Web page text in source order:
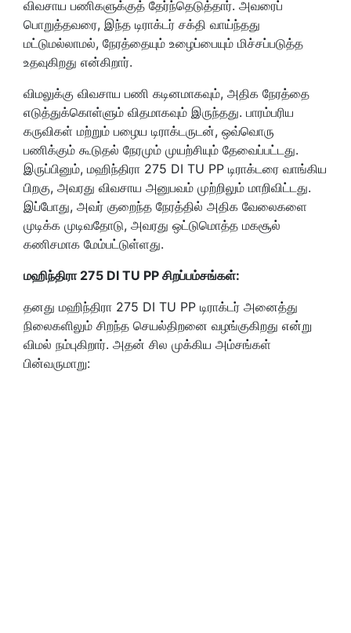
விவசாய பணிகளுக்குத் தேர்ந்தெடுத்தார். அவரைப்
பொறுத்தவரை, இந்த டிராக்டர் சக்தி வாய்ந்தது
மட்டுமல்லாமல், நேரத்தையும் உழைப்பையும் மிச்சப்படுத்த
உதவுகிறது என்கிறார்.
விமலுக்கு விவசாய பணி கடினமாகவும், அதிக நேரத்தை
எடுத்துக்கொள்ளும் விதமாகவும் இருந்தது. பாரம்பரிய
கருவிகள் மற்றும் பழைய டிராக்டருடன், ஒவ்வொரு
பணிக்கும் கூடுதல் நேரமும் முயற்சியும் தேவைப்பட்டது.
இருப்பினும், மஹிந்திரா 275 DI TU PP டிராக்டரை வாங்கிய
பிறகு, அவரது விவசாய அனுபவம் முற்றிலும் மாறிவிட்டது.
இப்போது, ​​அவர் குறைந்த நேரத்தில் அதிக வேலைகளை
முடிக்க முடிவதோடு, அவரது ஒட்டுமொத்த மகசூல்
கணிசமாக மேம்பட்டுள்ளது.
மஹிந்திரா 275 DI TU PP சிறப்பம்சங்கள்:
தனது மஹிந்திரா 275 DI TU PP டிராக்டர் அனைத்து
நிலைகளிலும் சிறந்த செயல்திறனை வழங்குகிறது என்று
விமல் நம்புகிறார். அதன் சில முக்கிய அம்சங்கள்
பின்வருமாறு: